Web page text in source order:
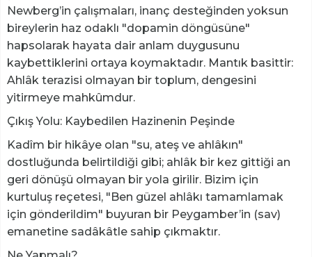
Newberg’in çalışmaları, inanç desteğinden yoksun
bireylerin haz odaklı "dopamin döngüsüne"
hapsolarak hayata dair anlam duygusunu
kaybettiklerini ortaya koymaktadır. Mantık basittir:
Ahlâk terazisi olmayan bir toplum, dengesini
yitirmeye mahkûmdur.
​Çıkış Yolu: Kaybedilen Hazinenin Peşinde
​Kadîm bir hikâye olan "su, ateş ve ahlâkın"
dostluğunda belirtildiği gibi; ahlâk bir kez gittiği an
geri dönüşü olmayan bir yola girilir. Bizim için
kurtuluş reçetesi, "Ben güzel ahlâkı tamamlamak
için gönderildim" buyuran bir Peygamber’in (sav)
emanetine sadâkâtle sahip çıkmaktır.